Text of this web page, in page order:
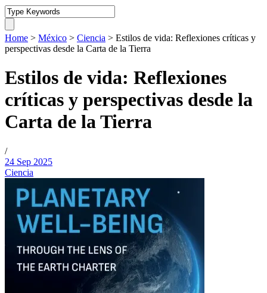
Home > México > Ciencia > Estilos de vida: Reflexiones críticas y
perspectivas desde la Carta de la Tierra
Estilos de vida: Reflexiones
críticas y perspectivas desde la
Carta de la Tierra
/
24 Sep 2025
Ciencia